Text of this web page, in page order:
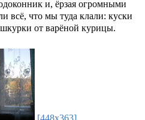
и, ёрзая огромными
всё, что мы туда клали: куски
от варёной курицы.
[448x363]